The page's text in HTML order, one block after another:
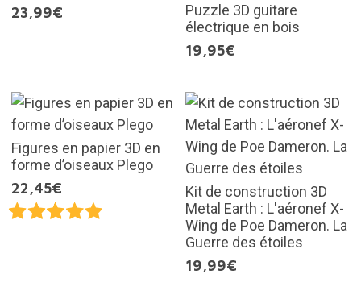
23,99€
Puzzle 3D guitare
électrique en bois
19,95€
Figures en papier 3D en
forme d’oiseaux Plego
22,45€
Kit de construction 3D
Metal Earth : L'aéronef X-
Wing de Poe Dameron. La
Guerre des étoiles
19,99€